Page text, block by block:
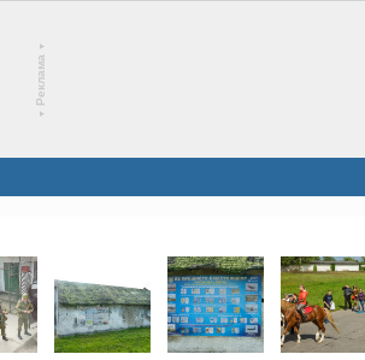
▾
Реклама
▾